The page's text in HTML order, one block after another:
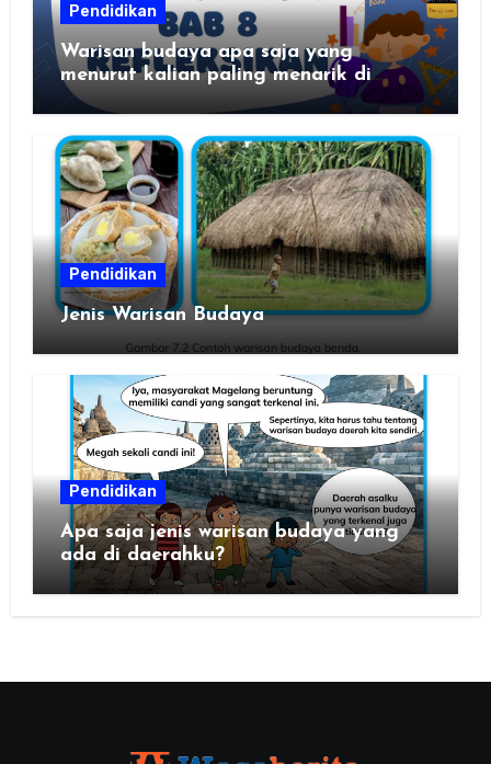
Pendidikan
Warisan budaya apa saja yang
menurut kalian paling menarik di
Pendidikan
Jenis Warisan Budaya
Pendidikan
Apa saja jenis warisan budaya yang
ada di daerahku?